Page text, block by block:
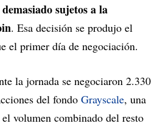
sujetos a la
. Esa decisión se produjo el
el primer día de negociación.
la jornada se negociaron 2.330
del fondo Grayscale, una
volumen combinado del resto